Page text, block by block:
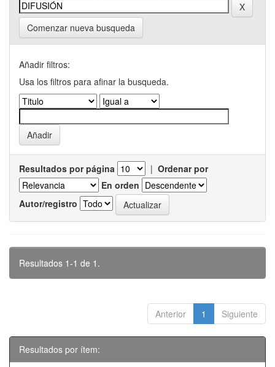
Comenzar nueva busqueda
Añadir filtros:
Usa los filtros para afinar la busqueda.
Resultados por página | Ordenar por
En orden
Autor/registro
Resultados 1-1 de 1.
Anterior 1 Siguiente
Resultados por ítem: